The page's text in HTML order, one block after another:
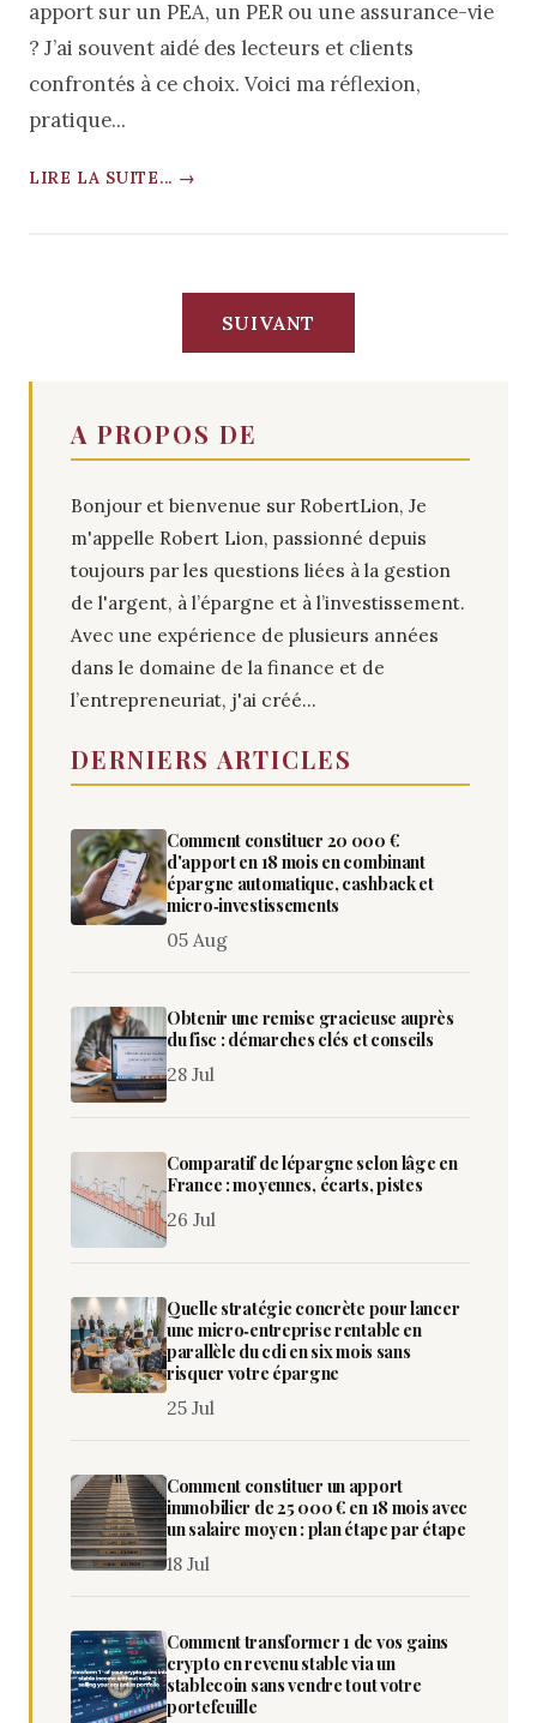
apport sur un PEA, un PER ou une assurance-vie
? J’ai souvent aidé des lecteurs et clients
confrontés à ce choix. Voici ma réflexion,
pratique...
LIRE LA SUITE... →
SUIVANT
A PROPOS DE
Bonjour et bienvenue sur RobertLion, Je
m'appelle Robert Lion, passionné depuis
toujours par les questions liées à la gestion
de l'argent, à l’épargne et à l’investissement.
Avec une expérience de plusieurs années
dans le domaine de la finance et de
l’entrepreneuriat, j'ai créé...
DERNIERS ARTICLES
Comment constituer 20 000 €
d'apport en 18 mois en combinant
épargne automatique, cashback et
micro‑investissements
05 Aug
Obtenir une remise gracieuse auprès
du fisc : démarches clés et conseils
28 Jul
Comparatif de lépargne selon lâge en
France : moyennes, écarts, pistes
26 Jul
Quelle stratégie concrète pour lancer
une micro‑entreprise rentable en
parallèle du cdi en six mois sans
risquer votre épargne
25 Jul
Comment constituer un apport
immobilier de 25 000 € en 18 mois avec
un salaire moyen : plan étape par étape
18 Jul
Comment transformer 1 de vos gains
crypto en revenu stable via un
stablecoin sans vendre tout votre
portefeuille